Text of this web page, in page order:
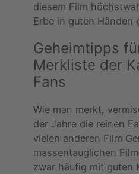
diesem Film
Erbe in guten Händen
Geheimtipps
Merkliste der
Fans
Wie man merkt,
der Jahre die reinen
vielen anderen Film
massentauglichen
zwar häufig mit guten